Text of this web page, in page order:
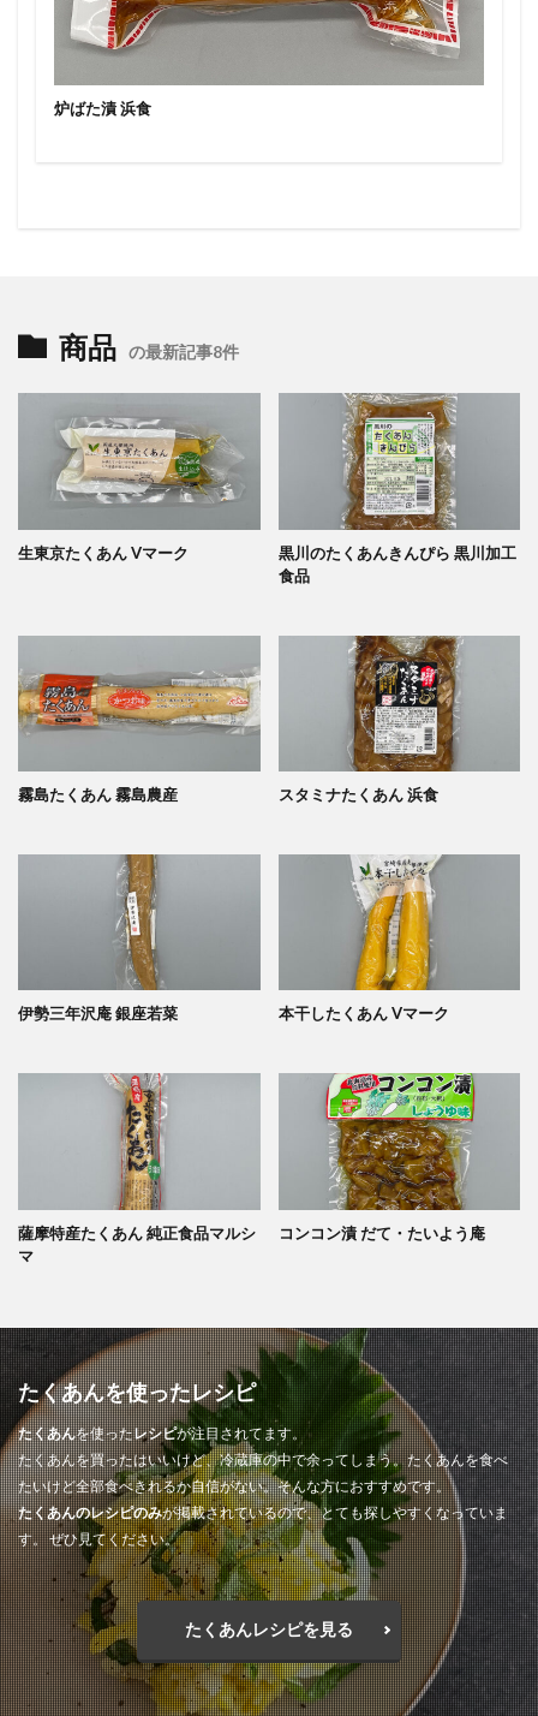
炉ばた漬 浜食
商品 の最新記事8件
生東京たくあん Vマーク
黒川のたくあんきんぴら 黒川加工
食品
霧島たくあん 霧島農産 スタミナたくあん 浜食
伊勢三年沢庵 銀座若菜 本干したくあん Vマーク
薩摩特産たくあん 純正食品マルシ
マ
コンコン漬 だて・たいよう庵
たくあんを使ったレシピ
たくあんを使ったレシピが注目されてます。
たくあんを買ったはいいけど、冷蔵庫の中で余ってしまう。たくあんを食べ
たいけど全部食べきれるか自信がない。そんな方におすすめです。
たくあんのレシピのみが掲載されているので、とても探しやすくなっていま
す。 ぜひ見てください。
たくあんレシピを見る